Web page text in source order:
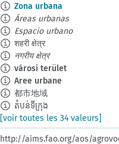
Zona urbana
Áreas urbanas
Espacio urbano
शहरी क्षेत्र
नगरीय क्षेत्र
városi terület
Aree urbane
都市地域
តំបន់ទីក្រុង
[voir toutes les 34 valeurs]
http://aims.fao.org/aos/